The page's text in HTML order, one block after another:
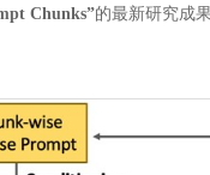
Chunks”的最新研究成